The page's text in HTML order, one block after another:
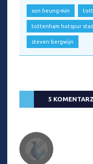
son heung-min
tottenham hotspur
steven bergwijn
5